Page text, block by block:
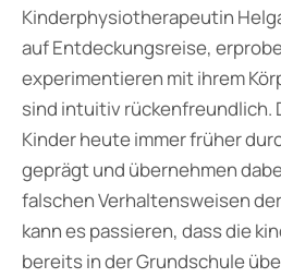
Kinderphysiotherapeutin
auf Entdeckungsreise,
experimentieren mit ihrem
sind intuitiv rückenfreundlich.
Kinder heute immer früher
geprägt und übernehmen
falschen Verhaltensweisen
kann es passieren, dass die
bereits in der Grundschule